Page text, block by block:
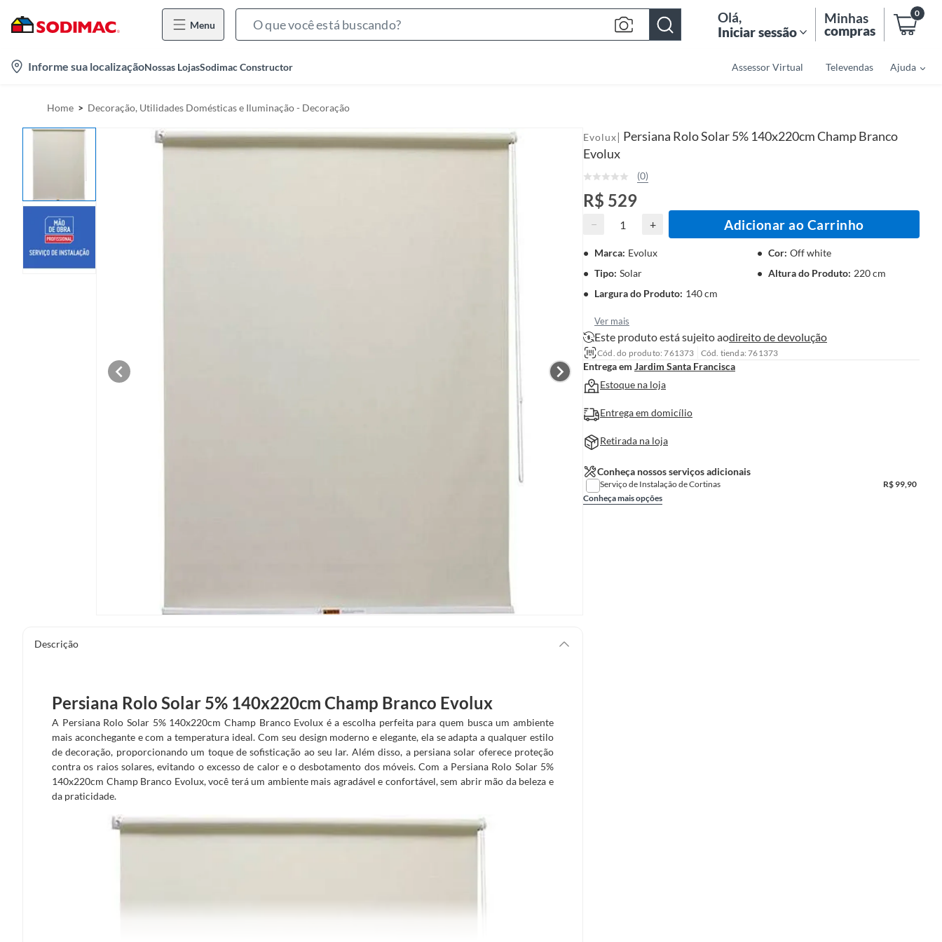
Menu
B
a
Olá,
Iniciar sessão
Minhas
compras
0
Informe sua localizaçãoNossas LojasSodimac Constructor Assessor Virtual Televendas Ajuda
Home Decoração, Utilidades Domésticas e Iluminação - Decoração
Descrição
Persiana Rolo Solar 5% 140x220cm Champ Branco Evolux
A Persiana Rolo Solar 5% 140x220cm Champ Branco Evolux é a escolha perfeita para quem busca um ambiente
mais aconchegante e com a temperatura ideal. Com seu design moderno e elegante, ela se adapta a qualquer estilo
de decoração, proporcionando um toque de sofisticação ao seu lar. Além disso, a persiana solar oferece proteção
contra os raios solares, evitando o excesso de calor e o desbotamento dos móveis. Com a Persiana Rolo Solar 5%
140x220cm Champ Branco Evolux, você terá um ambiente mais agradável e confortável, sem abrir mão da beleza e
da praticidade.
Evolux| Persiana Rolo Solar 5% 140x220cm Champ Branco
Evolux
(0)
R$ 529
− + Adicionar ao Carrinho
Marca: Evolux Cor: Off white
Tipo: Solar Altura do Produto: 220 cm
Largura do Produto: 140 cm
Ver mais
Este produto está sujeito aodireito de devolução
Cód. do produto: 761373 Cód. tienda: 761373
Entrega em Jardim Santa Francisca
Estoque na loja
Entrega em domicílio
Retirada na loja
Conheça nossos serviços adicionais
Serviço de Instalação de Cortinas R$99,90
Conheça mais opções